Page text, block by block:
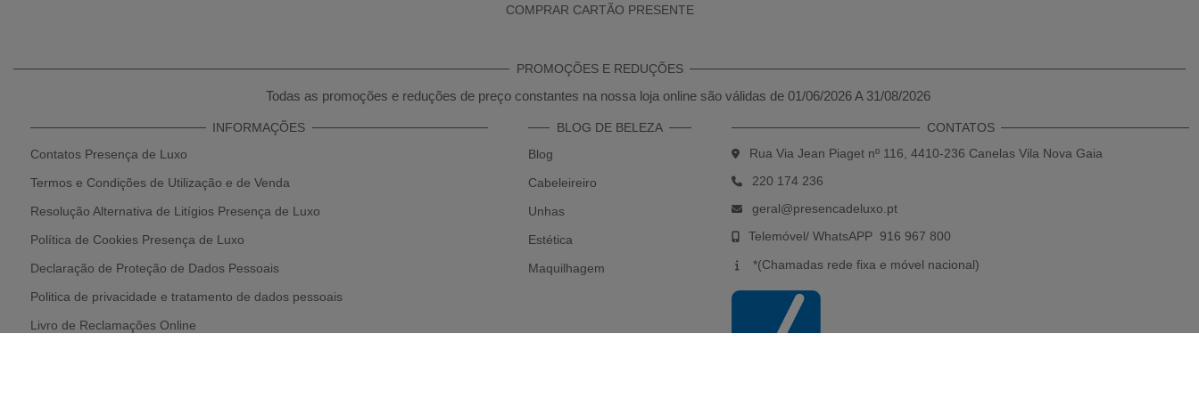
COMPRAR CARTÃO PRESENTE
PROMOÇÕES E REDUÇÕES
Todas as promoções e reduções de preço constantes na nossa loja online são válidas de 01/06/2026 A 31/08/2026
INFORMAÇÕES
Contatos Presença de Luxo
Termos e Condições de Utilização e de Venda
Resolução Alternativa de Litígios Presença de Luxo
Política de Cookies Presença de Luxo
Declaração de Proteção de Dados Pessoais
Politica de privacidade e tratamento de dados pessoais
Livro de Reclamações Online
BLOG DE BELEZA
Blog
Cabeleireiro
Unhas
Estética
Maquilhagem
CONTATOS
Rua Via Jean Piaget nº 116, 4410-236 Canelas Vila Nova Gaia
220 174 236
geral@presencadeluxo.pt
Telemóvel/ WhatsAPP 916 967 800
*(Chamadas rede fixa e móvel nacional)